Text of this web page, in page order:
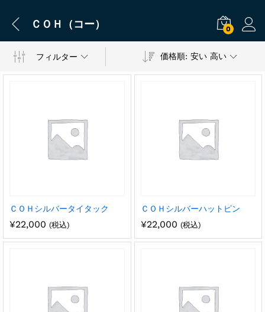
ＣＯＨ（コー） 0
フィルター 価格順: 安い 高い
ＣＯＨシルバータイタック
¥22,000 (税込)
ＣＯＨシルバーハットピン
¥22,000 (税込)